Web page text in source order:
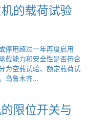
的载荷试验
停用超过一年再度启用
载能力和安全性是否符合
为空载试验、额定载荷试
乌鲁木齐...
限位开关与